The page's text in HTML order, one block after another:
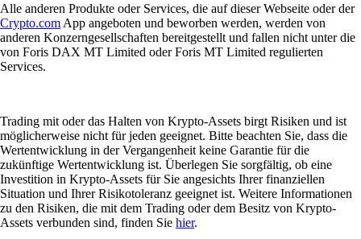
Alle anderen Produkte oder Services, die auf dieser Webseite oder der
Crypto.com App angeboten und beworben werden, werden von
anderen Konzerngesellschaften bereitgestellt und fallen nicht unter die
von Foris DAX MT Limited oder Foris MT Limited regulierten
Services.
Trading mit oder das Halten von Krypto-Assets birgt Risiken und ist
möglicherweise nicht für jeden geeignet. Bitte beachten Sie, dass die
Wertentwicklung in der Vergangenheit keine Garantie für die
zukünftige Wertentwicklung ist. Überlegen Sie sorgfältig, ob eine
Investition in Krypto-Assets für Sie angesichts Ihrer finanziellen
Situation und Ihrer Risikotoleranz geeignet ist. Weitere Informationen
zu den Risiken, die mit dem Trading oder dem Besitz von Krypto-
Assets verbunden sind, finden Sie hier.